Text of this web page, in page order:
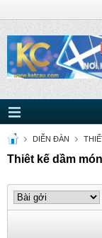
DIỄN ĐÀN
Thiêt kế dầm